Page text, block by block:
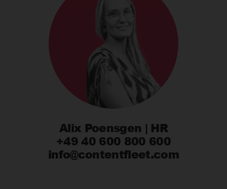
Alix Poensgen | HR
+49 40 600 800 600
info@contentfleet.com